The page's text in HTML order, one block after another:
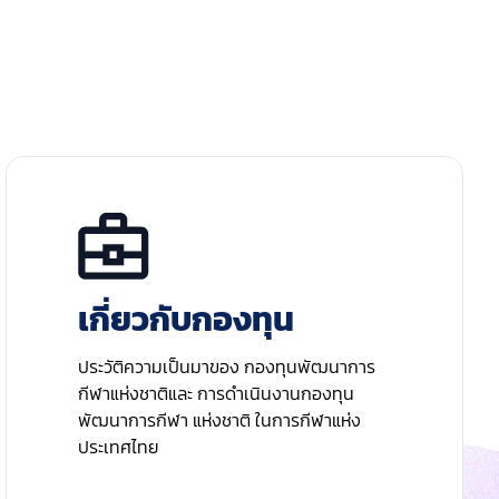
เกี่ยวกับกองทุน
ประวัติความเป็นมาของ กองทุนพัฒนาการ
กีฬาแห่งชาติและ การดำเนินงานกองทุน
พัฒนาการกีฬา แห่งชาติ ในการกีฬาแห่ง
ประเทศไทย